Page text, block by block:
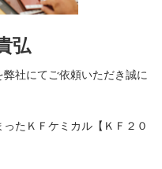
弘
社にてご依頼いただき誠に
たＫＦケミカル【ＫＦ２０